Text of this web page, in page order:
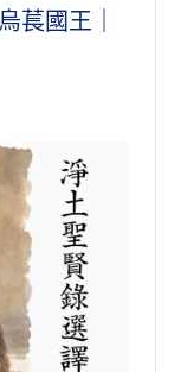
萇國王｜